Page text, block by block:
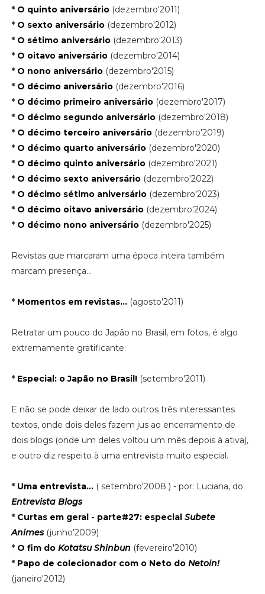
* O quinto aniversário(dezembro'2011)
* O sexto aniversário(dezembro'2012)
* O sétimo aniversário(dezembro'2013)
* O oitavo aniversário(dezembro'2014)
* O nono aniversário(dezembro'2015)
* O décimo aniversário(dezembro'2016)
* O décimo primeiro aniversário(dezembro'2017)
* O décimo segundo aniversário(dezembro'2018)
* O décimo terceiro aniversário(dezembro'2019)
* O décimo quarto aniversário(dezembro'2020)
* O décimo quinto aniversário(dezembro'2021)
* O décimo sexto aniversário(dezembro'2022)
* O décimo sétimo aniversário(dezembro'2023)
* O décimo oitavo aniversário(dezembro'2024)
* O décimo nono aniversário(dezembro'2025)
Revistas que marcaram uma época inteira também
marcam presença...
* Momentos em revistas...(agosto'2011)
Retratar um pouco do Japão no Brasil, em fotos, é algo
extremamente gratificante:
* Especial: o Japão no Brasil! (setembro'2011)
E não se pode deixar de lado outros três interessantes
textos, onde dois deles fazem jus ao encerramento de
dois blogs (onde um deles voltou um mês depois à ativa),
e outro diz respeito à uma entrevista muito especial.
* Uma entrevista...( setembro'2008 ) - por: Luciana, do
Entrevista Blogs
* Curtas em geral - parte#27: especial Subete
Animes(junho'2009)
* O fim do Kotatsu Shinbun (fevereiro'2010)
* Papo de colecionador com o Neto do Netoin!
(janeiro'2012)